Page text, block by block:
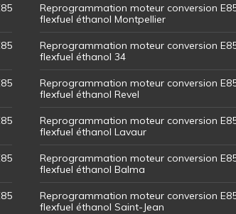
Reprogrammation moteur conversion
flexfuel éthanol Montpellier
Reprogrammation moteur conversion
flexfuel éthanol 34
Reprogrammation moteur conversion
flexfuel éthanol Revel
Reprogrammation moteur conversion
flexfuel éthanol Lavaur
Reprogrammation moteur conversion
flexfuel éthanol Balma
Reprogrammation moteur conversion
flexfuel éthanol Saint-Jean